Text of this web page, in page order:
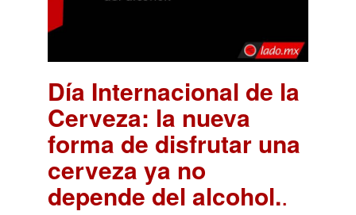
Día Internacional de la
Cerveza: la nueva
forma de disfrutar una
cerveza ya no
depende del alcohol..